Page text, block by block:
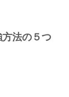
法の５つ